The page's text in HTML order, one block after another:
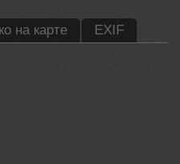
на карте EXIF